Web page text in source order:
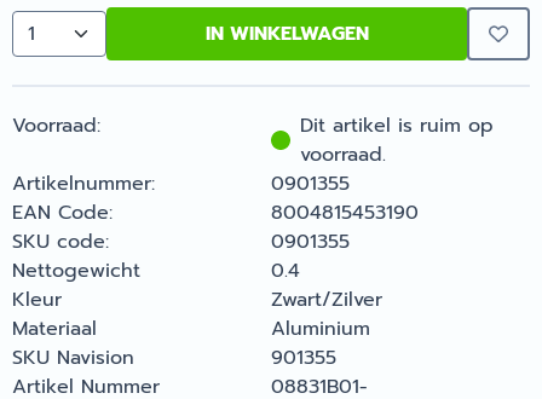
Aantal IN WINKELWAGEN
Voorraad:
Dit artikel is ruim op
voorraad.
Artikelnummer:
0901355
EAN Code:
8004815453190
SKU code:
0901355
Nettogewicht
0.4
Kleur
Zwart/Zilver
Materiaal
Aluminium
SKU Navision
901355
Artikel Nummer
08831B01-